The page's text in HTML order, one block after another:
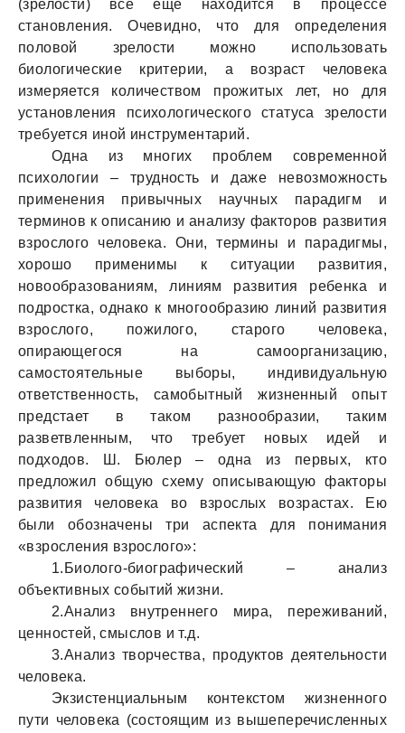
(зрелости) всё еще находится в процессе
становления. Очевидно, что для определения
половой зрелости можно использовать
биологические критерии, а возраст человека
измеряется количеством прожитых лет, но для
установления психологического статуса зрелости
требуется иной инструментарий.
Одна из многих проблем современной
психологии – трудность и даже невозможность
применения привычных научных парадигм и
терминов к описанию и анализу факторов развития
взрослого человека. Они, термины и парадигмы,
хорошо применимы к ситуации развития,
новообразованиям, линиям развития ребенка и
подростка, однако к многообразию линий развития
взрослого, пожилого, старого человека,
опирающегося на самоорганизацию,
самостоятельные выборы, индивидуальную
ответственность, самобытный жизненный опыт
предстает в таком разнообразии, таким
разветвленным, что требует новых идей и
подходов. Ш. Бюлер – одна из первых, кто
предложил общую схему описывающую факторы
развития человека во взрослых возрастах. Ею
были обозначены три аспекта для понимания
«взросления взрослого»:
1.Биолого-биографический – анализ
объективных событий жизни.
2.Анализ внутреннего мира, переживаний,
ценностей, смыслов и т.д.
3.Анализ творчества, продуктов деятельности
человека.
Экзистенциальным контекстом жизненного
пути человека (состоящим из вышеперечисленных